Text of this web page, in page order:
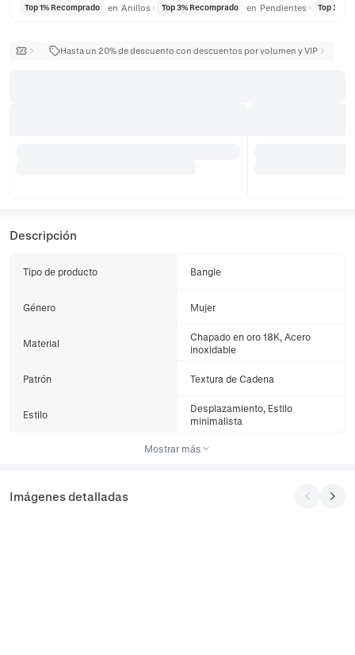
Top 1% Recomprado en Anillos Top 3% Recomprado en Pendientes Top 3%
Hasta un 20% de descuento con descuentos por volumen y VIP
Descripción
Tipo de producto Bangle
Género Mujer
Material
Chapado en oro 18K, Acero
inoxidable
Patrón Textura de Cadena
Estilo
Desplazamiento, Estilo
minimalista
Mostrar más
Imágenes detalladas